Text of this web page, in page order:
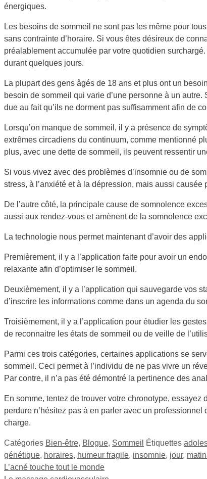
énergiques.
Les besoins de sommeil ne sont pas les même pour
sans contrainte d’horaire. Si vous êtes désireux de
préalablement accumulée par votre quotidien
durant quelques jours.
La plupart des gens âgés de 18 ans et plus ont un
besoin de sommeil qui varie d’une personne à un
due au fait qu’ils ne dorment pas suffisamment afin de
Lorsqu’on manque de sommeil, il y a présence de
extrêmes circadiens du continuum, comme mentionné
plus, avec une dette de sommeil, ils peuvent ressentir
Si vous vivez avec des problèmes d’insomnie ou de
stress, à l’anxiété et à la dépression, mais aussi
De l’autre côté, la principale cause de somnolence
aussi aux rendez-vous et amènent de la somnolence
La technologie nous permet maintenant d’avoir des
Premièrement, il y a l’application faite pour avoir un
relaxante afin d’optimiser le sommeil.
Deuxièmement, il y a l’application qui sauvegarde vos
d’inscrire les informations comme dans un agenda du
Troisièmement, il y a l’application pour étudier les
de reconnaitre les états de sommeil ou de veille de
Parmi ces trois catégories, certaines applications se
sommeil. Ceci permet à l’individu de ne pas vivre un
Par contre, il n’a pas été démontré la pertinence des
En somme, tentez de trouver votre chronotype,
perdure n’hésitez pas à en parler avec un
charge.
Catégories Bien-être, Blogue, Sommeil Étiquettes
génétique, horaires, humeur fragile, insomnie, jour,
L’acné touche tout le monde